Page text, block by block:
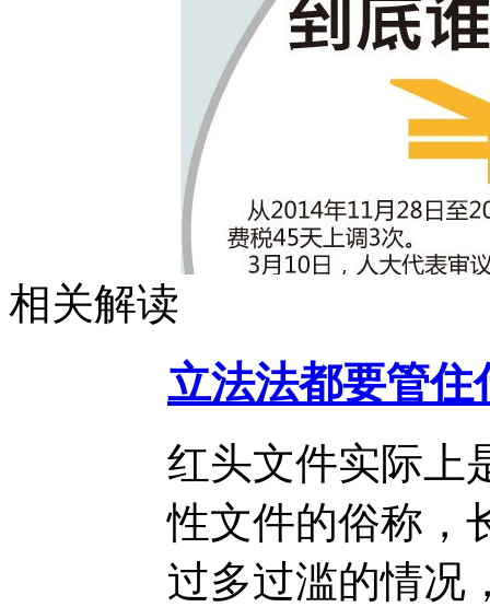
相关解读
立法法都要管住
红头文件实际上
性文件的俗称，
过多过滥的情况